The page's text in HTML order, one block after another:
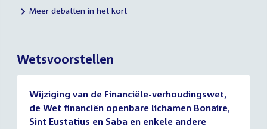
Meer debatten in het kort
Wetsvoorstellen
Wijziging van de Financiële-verhoudingswet,
de Wet financiën openbare lichamen Bonaire,
Sint Eustatius en Saba en enkele andere